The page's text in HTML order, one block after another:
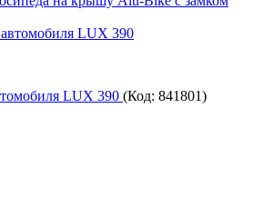
LUX 390 (Код: 841801)